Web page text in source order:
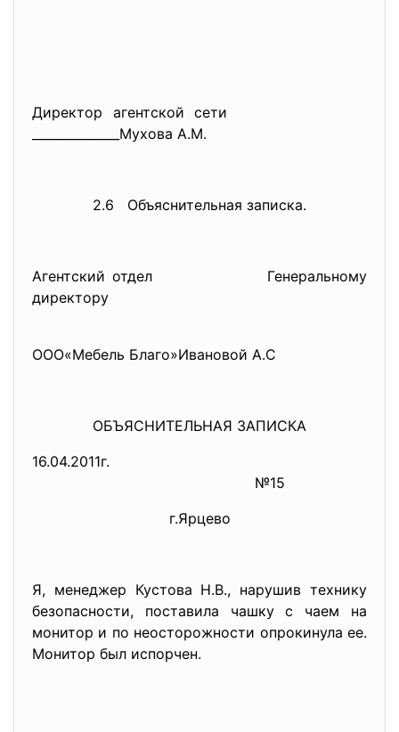
Директор агентской сети
______________Мухова А.М.
2.6 Объяснительная записка.
Агентский отдел Генеральному
директору
ООО«Мебель Благо»Ивановой А.С
ОБЪЯСНИТЕЛЬНАЯ ЗАПИСКА
16.04.2011г.
№15
г.Ярцево
Я, менеджер Кустова Н.В., нарушив технику
безопасности, поставила чашку с чаем на
монитор и по неосторожности опрокинула ее.
Монитор был испорчен.